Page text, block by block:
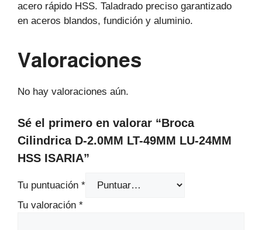
acero rápido HSS. Taladrado preciso garantizado
en aceros blandos, fundición y aluminio.
Valoraciones
No hay valoraciones aún.
Sé el primero en valorar “Broca
Cilindrica D-2.0MM LT-49MM LU-24MM
HSS ISARIA”
Tu puntuación *
Tu valoración *